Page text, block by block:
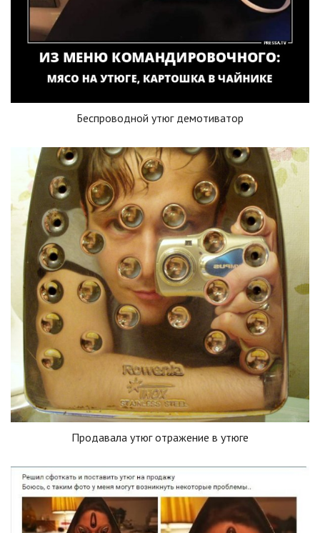
Беспроводной утюг демотиватор
Продавала утюг отражение в утюге